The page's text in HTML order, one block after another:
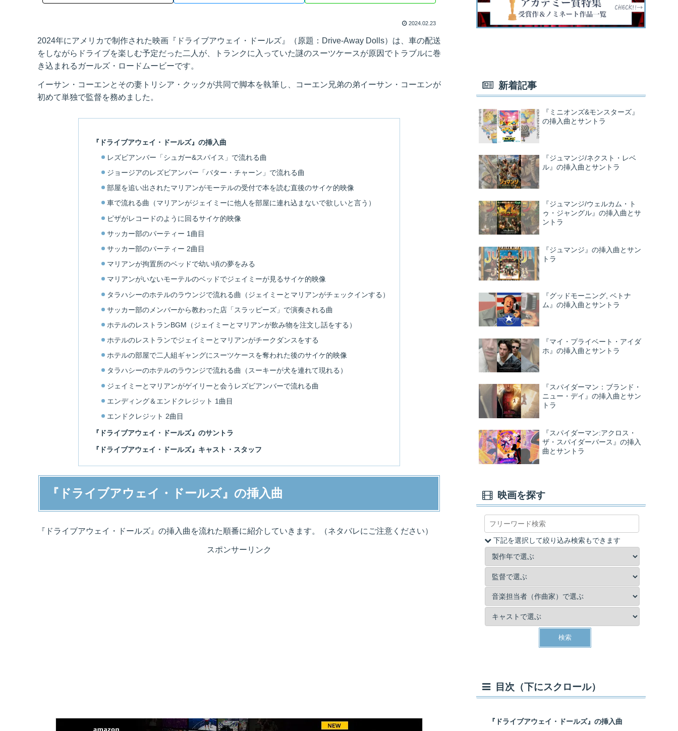
2024.02.23
2024年にアメリカで制作された映画『ドライブアウェイ・ドールズ』（原題：Drive-Away Dolls）は、車の配送
をしながらドライブを楽しむ予定だった二人が、トランクに入っていた謎のスーツケースが原因でトラブルに巻
き込まれるガールズ・ロードムービーです。
イーサン・コーエンとその妻トリシア・クックが共同で脚本を執筆し、コーエン兄弟の弟イーサン・コーエンが
初めて単独で監督を務めました。
『ドライブアウェイ・ドールズ』の挿入曲
レズビアンバー「シュガー&スパイス」で流れる曲
ジョージアのレズビアンバー「バター・チャーン」で流れる曲
部屋を追い出されたマリアンがモーテルの受付で本を読む直後のサイケ的映像
車で流れる曲（マリアンがジェイミーに他人を部屋に連れ込まないで欲しいと言う）
ピザがレコードのように回るサイケ的映像
サッカー部のパーティー 1曲目
サッカー部のパーティー 2曲目
マリアンが拘置所のベッドで幼い頃の夢をみる
マリアンがいないモーテルのベッドでジェイミーが見るサイケ的映像
タラハシーのホテルのラウンジで流れる曲（ジェイミーとマリアンがチェックインする）
サッカー部のメンバーから教わった店「スラッピーズ」で演奏される曲
ホテルのレストランBGM（ジェイミーとマリアンが飲み物を注文し話をする）
ホテルのレストランでジェイミーとマリアンがチークダンスをする
ホテルの部屋で二人組ギャングにスーツケースを奪われた後のサイケ的映像
タラハシーのホテルのラウンジで流れる曲（スーキーが犬を連れて現れる）
ジェイミーとマリアンがゲイリーと会うレズビアンバーで流れる曲
エンディング＆エンドクレジット 1曲目
エンドクレジット 2曲目
『ドライブアウェイ・ドールズ』のサントラ
『ドライブアウェイ・ドールズ』キャスト・スタッフ
『ドライブアウェイ・ドールズ』の挿入曲
『ドライブアウェイ・ドールズ』の挿入曲を流れた順番に紹介していきます。（ネタバレにご注意ください）
スポンサーリンク
新着記事
『ミニオンズ&モンスターズ』
の挿入曲とサントラ
『ジュマンジ/ネクスト・レベ
ル』の挿入曲とサントラ
『ジュマンジ/ウェルカム・ト
ゥ・ジャングル』の挿入曲とサ
ントラ
『ジュマンジ』の挿入曲とサン
トラ
『グッドモーニング, ベトナ
ム』の挿入曲とサントラ
『マイ・プライベート・アイダ
ホ』の挿入曲とサントラ
『スパイダーマン：ブランド・
ニュー・デイ』の挿入曲とサン
トラ
『スパイダーマン:アクロス・
ザ・スパイダーバース』の挿入
曲とサントラ
映画を探す
下記を選択して絞り込み検索もできます
目次（下にスクロール）
『ドライブアウェイ・ドールズ』の挿入曲